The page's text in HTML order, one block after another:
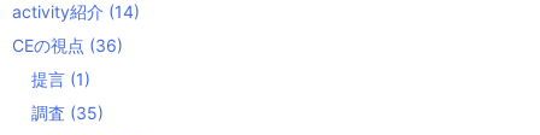
activity紹介 (14)
CEの視点 (36)
提言 (1)
調査 (35)